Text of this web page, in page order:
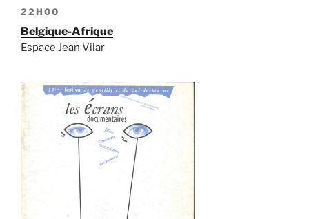
22H00
Belgique-Afrique
Espace Jean Vilar